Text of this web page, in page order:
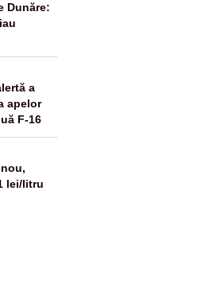
Dunăre:
a
apelor
F-16
lei/litru